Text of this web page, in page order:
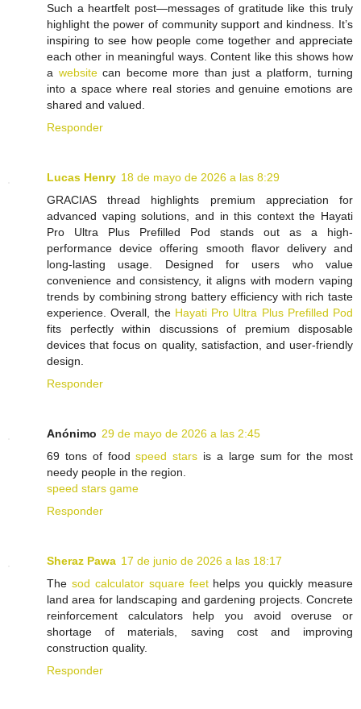
Such a heartfelt post—messages of gratitude like this truly
highlight the power of community support and kindness. It’s
inspiring to see how people come together and appreciate
each other in meaningful ways. Content like this shows how
a websitecan become more than just a platform, turning
into a space where real stories and genuine emotions are
shared and valued.
Responder
Lucas Henry 18 de mayo de 2026 a las 8:29
GRACIAS thread highlights premium appreciation for
advanced vaping solutions, and in this context the Hayati
Pro Ultra Plus Prefilled Pod stands out as a high-
performance device offering smooth flavor delivery and
long-lasting usage. Designed for users who value
convenience and consistency, it aligns with modern vaping
trends by combining strong battery efficiency with rich taste
experience. Overall, the Hayati Pro Ultra Plus Prefilled Pod
fits perfectly within discussions of premium disposable
devices that focus on quality, satisfaction, and user-friendly
design.
Responder
Anónimo 29 de mayo de 2026 a las 2:45
69 tons of foodspeed stars is a large sum for the most
needy people in the region.
speed stars game
Responder
Sheraz Pawa 17 de junio de 2026 a las 18:17
The sod calculator square feethelps you quickly measure
land area for landscaping and gardening projects. Concrete
reinforcement calculators help you avoid overuse or
shortage of materials, saving cost and improving
construction quality.
Responder